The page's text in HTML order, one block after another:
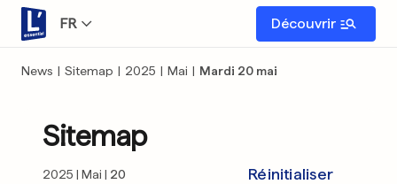
FR Découvrir
News | Sitemap | 2025 | Mai | Mardi 20 mai
Sitemap
2025 Mai 20 Réinitialiser